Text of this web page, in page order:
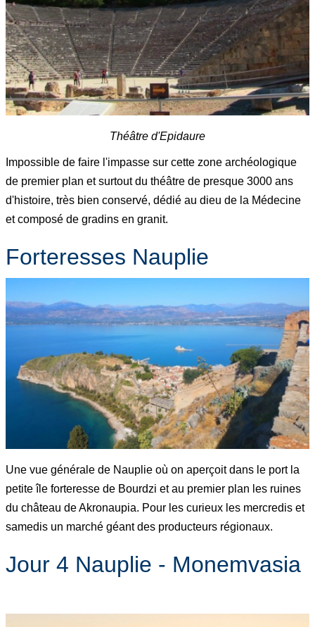
Théâtre d'Epidaure
Impossible de faire l'impasse sur cette zone archéologique
de premier plan et surtout du théâtre de presque 3000 ans
d'histoire, très bien conservé, dédié au dieu de la Médecine
et composé de gradins en granit.
Forteresses Nauplie
Une vue générale de Nauplie où on aperçoit dans le port la
petite île forteresse de Bourdzi et au premier plan les ruines
du château de Akronaupia. Pour les curieux les mercredis et
samedis un marché géant des producteurs régionaux.
Jour 4 Nauplie - Monemvasia